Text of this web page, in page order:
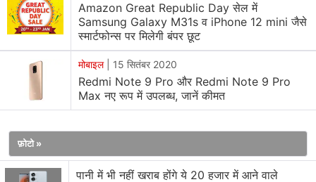
ठीक इसी तरह Redmi 9 Prime स्मार्टफोन के 4 जीबी रैम + 64
जीबी स्टोरेज वेरिएंट की कीमत अभी 9,499 रुपये के साथ लिस्ट है,
वहींRedmi 9iफोन के 4 जीबी रैम + 64 जीबी स्टोरेज वेरिएंट की
कीमत 7,999 रुपये हो गई है।
रेडमी नोट 9
मुख्य स्पेसिफिकेशन ख़बरें
Amazon Great Republic Day सेल में
Samsung Galaxy M31s व iPhone 12 mini जैसे
स्मार्टफोन्स पर मिलेगी बंपर छूट
मोबाइल| 15 सितंबर 2020
Redmi Note 9 Pro और Redmi Note 9 Pro
Max नए रूप में उपलब्ध, जानें कीमत
फ़ोटो »
पानी में भी नहीं खराब होंगे ये 20 हजार में आने वाले